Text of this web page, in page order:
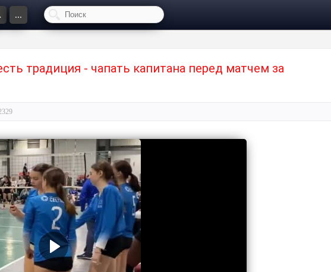
...
традиция - чапать капитана перед матчем за